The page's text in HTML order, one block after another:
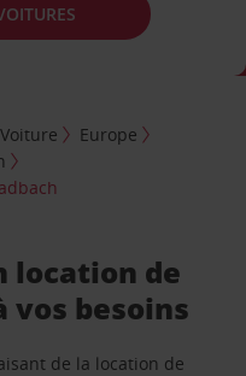
Europe
location de
vos besoins
de la location de